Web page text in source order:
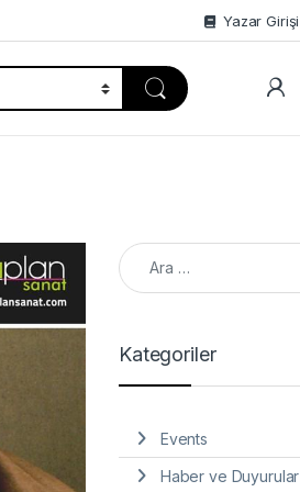
Yazar Girişi
Arama:
Kategoriler
Events
Haber ve Duyurular